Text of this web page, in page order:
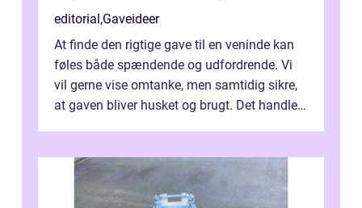
editorial ,Gaveideer
At finde den rigtige gave til en veninde kan
føles både spændende og udfordrende. Vi
vil gerne vise omtanke, men samtidig sikre,
at gaven bliver husket og brugt. Det handler